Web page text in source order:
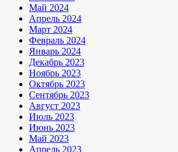
Май 2024
Апрель 2024
Март 2024
Февраль 2024
Январь 2024
Декабрь 2023
Ноябрь 2023
Октябрь 2023
Сентябрь 2023
Август 2023
Июль 2023
Июнь 2023
Май 2023
Апрель 2023